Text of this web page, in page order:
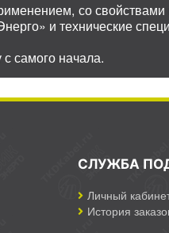
со свойствами
и технические
самого начала.
СЛУЖБА
Личный
История